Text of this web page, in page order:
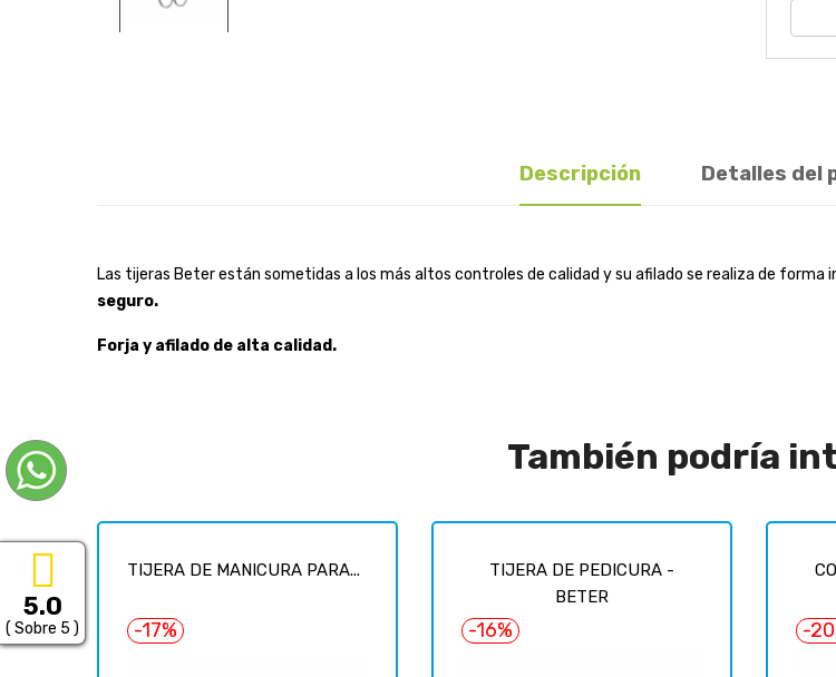
Descripción Detalles del
Las tijeras Beter están sometidas a los más altos controles de calidad y su afilado se realiza de forma
seguro.
Forja y afilado de alta calidad.
También podría
TIJERA DE MANICURA PARA...
-17%
TIJERA DE PEDICURA -
BETER
-16% -
5.0
( Sobre 5 )